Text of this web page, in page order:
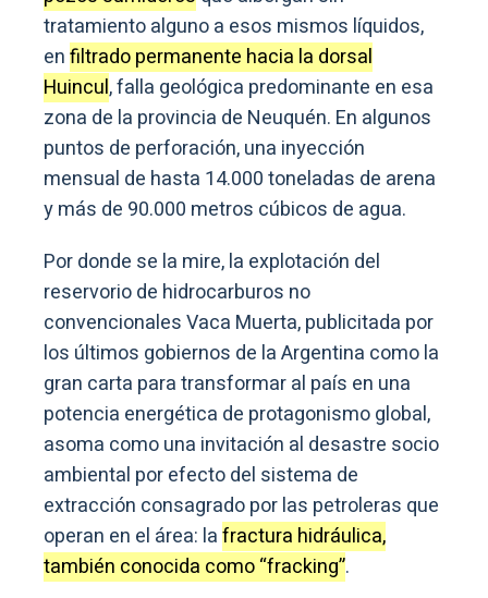
tratamiento alguno a esos mismos líquidos,
enfiltrado permanente hacia la dorsal
Huincul, falla geológica predominante en esa
zona de la provincia de Neuquén. En algunos
puntos de perforación, una inyección
mensual de hasta 14.000 toneladas de arena
y más de 90.000 metros cúbicos de agua.
Por donde se la mire, la explotación del
reservorio de hidrocarburos no
convencionales Vaca Muerta, publicitada por
los últimos gobiernos de la Argentina como la
gran carta para transformar al país en una
potencia energética de protagonismo global,
asoma como una invitación al desastre socio
ambiental por efecto del sistema de
extracción consagrado por las petroleras que
operan en el área: lafractura hidráulica,
también conocida como “fracking”.